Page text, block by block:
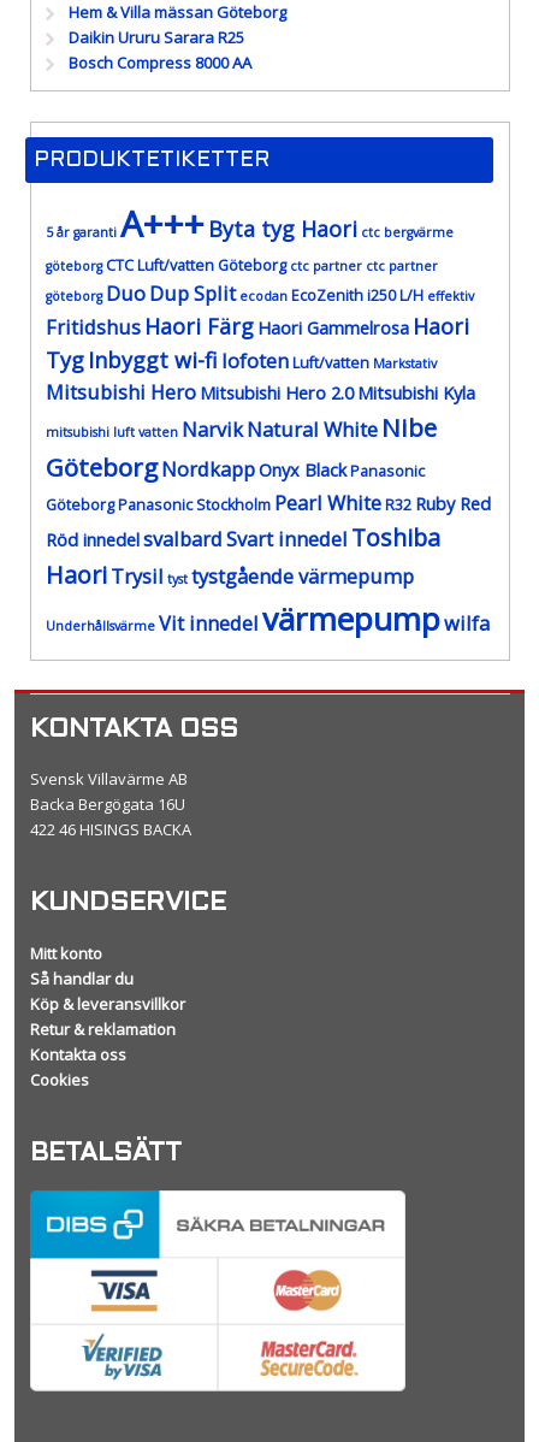
Hem & Villa mässan Göteborg
Daikin Ururu Sarara R25
Bosch Compress 8000 AA
PRODUKTETIKETTER
5 år garanti A+++ Byta tyg Haori ctc bergvärme
göteborg CTC Luft/vatten Göteborg ctc partner ctc partner
göteborg DuoDup Split ecodan EcoZenith i250 L/H effektiv
Fritidshus Haori Färg Haori Gammelrosa Haori
Tyg Inbyggt wi-fi lofotenLuft/vatten Markstativ
Mitsubishi Hero Mitsubishi Hero 2.0 Mitsubishi Kyla
mitsubishi luft vatten NarvikNatural White Nibe
GöteborgNordkappOnyx BlackPanasonic
GöteborgPanasonic Stockholm Pearl WhiteR32 Ruby Red
Röd innedelsvalbardSvart innedel Toshiba
HaoriTrysil tyst tystgående värmepump
Underhållsvärme Vit innedelvärmepumpwilfa
KONTAKTA OSS
Svensk Villavärme AB
Backa Bergögata 16U
422 46 HISINGS BACKA
KUNDSERVICE
Mitt konto
Så handlar du
Köp & leveransvillkor
Retur & reklamation
Kontakta oss
Cookies
BETALSÄTT